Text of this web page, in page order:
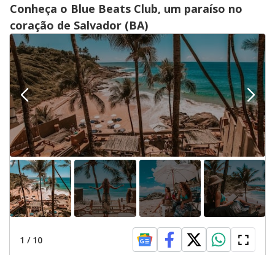
Conheça o Blue Beats Club, um paraíso no
coração de Salvador (BA)
1 / 10